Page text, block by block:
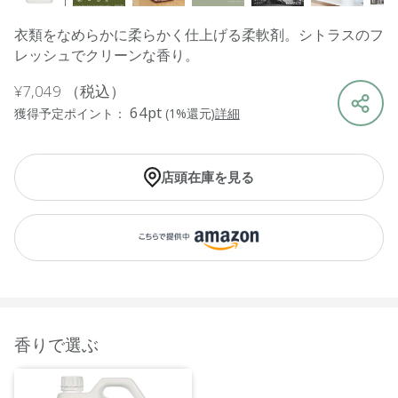
衣類をなめらかに柔らかく仕上げる柔軟剤。シトラスのフ
レッシュでクリーンな香り。
¥7,049 （税込）
獲得予定ポイント： 64pt (1%還元)詳細
店頭在庫を見る
香りで選ぶ